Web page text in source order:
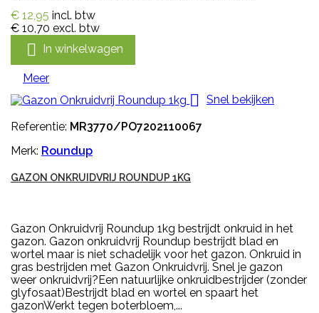
€ 12,95 incl. btw
€ 10,70 excl. btw
 In winkelwagen
Meer
 Snel bekijken
Referentie: MR3770/PO7202110067
Merk: Roundup
GAZON ONKRUIDVRIJ ROUNDUP 1KG
Gazon Onkruidvrij Roundup 1kg bestrijdt onkruid in het
gazon. Gazon onkruidvrij Roundup bestrijdt blad en
wortel maar is niet schadelijk voor het gazon. Onkruid in
gras bestrijden met Gazon Onkruidvrij. Snel je gazon
weer onkruidvrij?Een natuurlijke onkruidbestrijder (zonder
glyfosaat)Bestrijdt blad en wortel en spaart het
gazonWerkt tegen boterbloem,...